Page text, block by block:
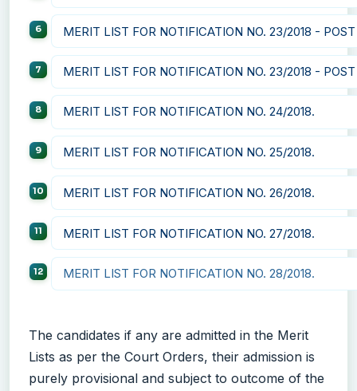
MERIT LIST FOR NOTIFICATION NO. 23/2018 -
MERIT LIST FOR NOTIFICATION NO. 23/2018 -
MERIT LIST FOR NOTIFICATION NO. 24/2018.
MERIT LIST FOR NOTIFICATION NO. 25/2018.
MERIT LIST FOR NOTIFICATION NO. 26/2018.
MERIT LIST FOR NOTIFICATION NO. 27/2018.
MERIT LIST FOR NOTIFICATION NO. 28/2018.
The candidates if any are admitted in the Merit
Lists as per the Court Orders, their admission is
purely provisional and subject to outcome of the